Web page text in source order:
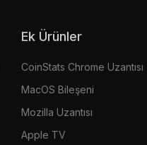
Ek Ürünler
CoinStats Chrome Uzantısı
MacOS Bileşeni
Mozilla Uzantısı
Apple TV